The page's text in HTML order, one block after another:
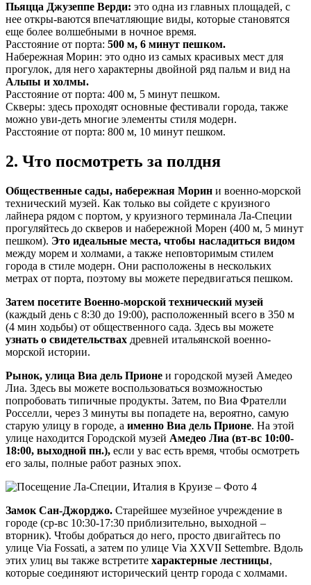
Пьяцца Джузеппе Верди: это одна из главных площадей, с
нее откры-ваются впечатляющие виды, которые становятся
еще более волшебными в ночное время.
Расстояние от порта: 500 м, 6 минут пешком.
Набережная Морин: это одно из самых красивых мест для
прогулок, для него характерны двойной ряд пальм и вид на
Альпы и холмы.
Расстояние от порта: 400 м, 5 минут пешком.
Скверы: здесь проходят основные фестивали города, также
можно уви-деть многие элементы стиля модерн.
Расстояние от порта: 800 м, 10 минут пешком.
2. Что посмотреть за полдня
Общественные сады, набережная Морин и военно-морской
технический музей. Как только вы сойдете с круизного
лайнера рядом с портом, у круизного терминала Ла-Специи
прогуляйтесь до скверов и набережной Морен (400 м, 5 минут
пешком). Это идеальные места, чтобы насладиться видом
между морем и холмами, а также неповторимым стилем
города в стиле модерн. Они расположены в нескольких
метрах от порта, поэтому вы можете передвигаться пешком.
Затем посетите Военно-морской технический музей
(каждый день с 8:30 до 19:00), расположенный всего в 350 м
(4 мин ходьбы) от общественного сада. Здесь вы можете
узнать о свидетельствах древней итальянской военно-
морской истории.
Рынок, улица Виа дель Прионе и городской музей Амедео
Лиа. Здесь вы можете воспользоваться возможностью
попробовать типичные продукты. Затем, по Виа Фрателли
Росселли, через 3 минуты вы попадете на, вероятно, самую
старую улицу в городе, а именно Виа дель Прионе. На этой
улице находится Городской музей Амедео Лиа (вт-вс 10:00-
18:00, выходной пн.), если у вас есть время, чтобы осмотреть
его залы, полные работ разных эпох.
Замок Сан-Джорджо. Старейшее музейное учреждение в
городе (ср-вс 10:30-17:30 приблизительно, выходной –
вторник). Чтобы добраться до него, просто двигайтесь по
улице Via Fossati, а затем по улице Via XXVII Settembre. Вдоль
этих улиц вы также встретите характерные лестницы,
которые соединяют исторический центр города с холмами.